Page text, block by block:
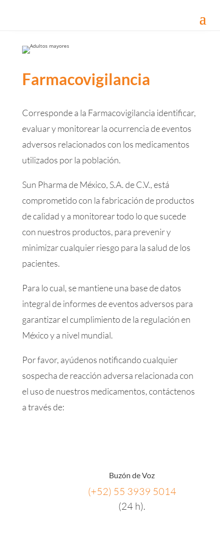
Farmacovigilancia
Corresponde a la Farmacovigilancia identificar,
evaluar y monitorear la ocurrencia de eventos
adversos relacionados con los medicamentos
utilizados por la población.
Sun Pharma de México, S.A. de C.V., está
comprometido con la fabricación de productos
de calidad y a monitorear todo lo que sucede
con nuestros productos, para prevenir y
minimizar cualquier riesgo para la salud de los
pacientes.
Para lo cual, se mantiene una base de datos
integral de informes de eventos adversos para
garantizar el cumplimiento de la regulación en
México y a nivel mundial.
Por favor, ayúdenos notificando cualquier
sospecha de reacción adversa relacionada con
el uso de nuestros medicamentos, contáctenos
a través de:
Buzón de Voz
(+52) 55 3939 5014
(24 h).